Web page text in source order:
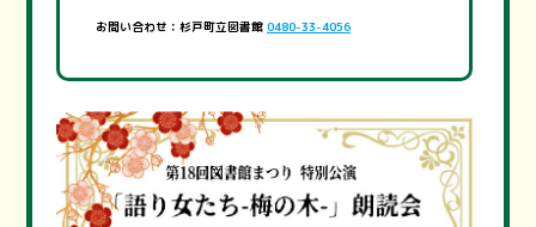
お問い合わせ：杉戸町立図書館0480-33-4056